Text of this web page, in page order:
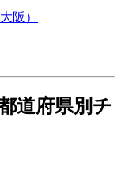
阪）
道府県別チ